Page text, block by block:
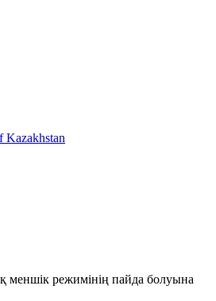
Kazakhstan
меншік режимінің пайда болуына